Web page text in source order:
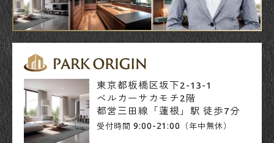
東京都板橋区坂下2-13-1
ベルカーサカモチ2階
都営三田線「蓮根」駅 徒歩7分
受付時間 9:00-21:00 （年中無休）